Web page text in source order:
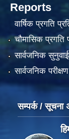
Reports
वार्षिक प्रगति
चौमासिक प्रगति
सार्वजनिक सुनुवाई
सार्वजनिक परीक्षण
सम्पर्क / सूचना